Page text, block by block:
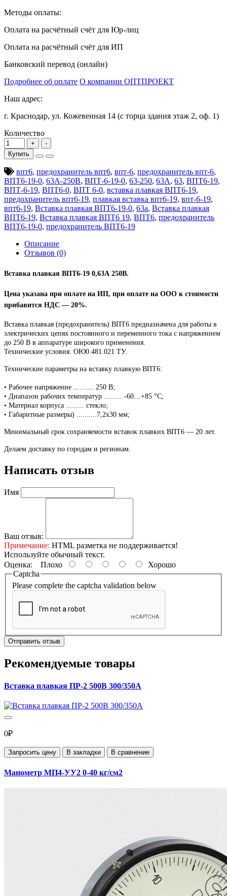
Методы оплаты:
Оплата на расчётный счёт для Юр-лиц
Оплата на расчётный счёт для ИП
Банковский перевод (онлайн)
Подробнее об оплате О компании ОПТПРОЕКТ
Наш адрес:
г. Краснодар, ул. Кожевенная 14 (с торца здания этаж 2, оф. 1)
Количество
Купить
впт6, предохранитель впт6, впт-6, предохранитель впт-6,
ВПТ6-19-0, 63А-250В, ВПТ-6-19-0, 63-250, 63А, 63, ВПТ6-19,
ВПТ-6-19, ВПТ6-0, ВПТ 6-0, вставка плавкая ВПТ6-19,
предохранитель впт6-19, плавкая вставка впт6-19, впт-6-19,
впт6-19, Вставка плавкая ВПТ6-19-0, 63а, Вставка плавкая
ВПТ6-19, Вставка плавкая ВПТ6 19, ВПТ6, предохранитель
ВПТ6-19-0, предохранитель ВПТ6-19
Описание
Отзывов (0)
Вставка плавкая ВПТ6-19 0,63А 250В.
Цена указана при оплате на ИП, при оплате на ООО к стоимости
прибавится НДС ― 20%.
Вставка плавкая (предохранитель) ВПТ6 предназначена для работы в
электрических цепях постоянного и переменного тока с напряжением
до 250 В в аппаратуре широкого применения.
Технические условия: ОЮ0.481.021 ТУ.
Технические параметры на вставку плавкую ВПТ6:
• Рабочее напряжение .......... 250 В;
• Диапазон рабочих температур ......... -60…+85 °C;
• Материал корпуса ......... стекло;
• Габаритные размеры) ..........7,2х30 мм;
Минимальный срок сохраняемости вставок плавких ВПТ6 ― 20 лет.
Делаем доставку по городам и регионам.
Написать отзыв
Имя
Ваш отзыв:
Примечание: HTML разметка не поддерживается!
Используйте обычный текст.
Оценка: Плохо
Хорошо
Captcha
Please complete the captcha validation below
Отправить отзыв
Рекомендуемые товары
Вставка плавкая ПР-2 500В 300/350А
0₽
Запросить цену В закладки В сравнение
Манометр МП4-УУ2 0-40 кг/см2